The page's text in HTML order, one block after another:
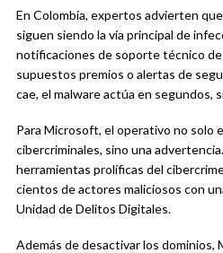
En Colombia, expertos advierten
siguen siendo la vía principal de
notificaciones de soporte técnico
supuestos premios o alertas de
cae, el malware actúa en segundos,
Para Microsoft, el operativo no solo
cibercriminales, sino una
herramientas prolíficas del
cientos de actores maliciosos con
Unidad de Delitos Digitales.
Además de desactivar los